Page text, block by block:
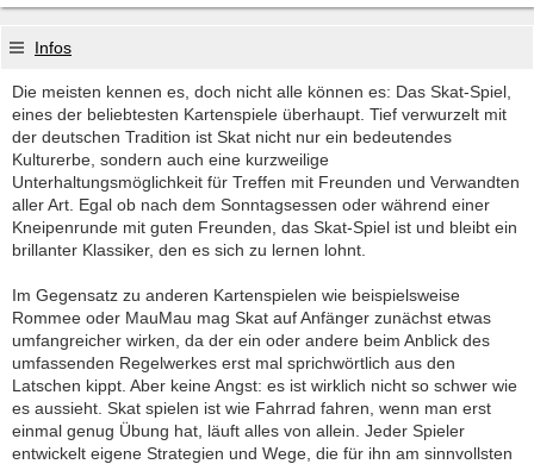
Infos
Die meisten kennen es, doch nicht alle können es: Das Skat-Spiel,
eines der beliebtesten Kartenspiele überhaupt. Tief verwurzelt mit
der deutschen Tradition ist Skat nicht nur ein bedeutendes
Kulturerbe, sondern auch eine kurzweilige
Unterhaltungsmöglichkeit für Treffen mit Freunden und Verwandten
aller Art. Egal ob nach dem Sonntagsessen oder während einer
Kneipenrunde mit guten Freunden, das Skat-Spiel ist und bleibt ein
brillanter Klassiker, den es sich zu lernen lohnt.
Im Gegensatz zu anderen Kartenspielen wie beispielsweise
Rommee oder MauMau mag Skat auf Anfänger zunächst etwas
umfangreicher wirken, da der ein oder andere beim Anblick des
umfassenden Regelwerkes erst mal sprichwörtlich aus den
Latschen kippt. Aber keine Angst: es ist wirklich nicht so schwer wie
es aussieht. Skat spielen ist wie Fahrrad fahren, wenn man erst
einmal genug Übung hat, läuft alles von allein. Jeder Spieler
entwickelt eigene Strategien und Wege, die für ihn am sinnvollsten